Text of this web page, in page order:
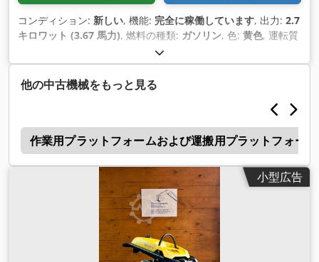
コンディション: 新しい, 機能: 完全に稼働しています, 出力: 2.7
キロワット (3.67 馬力), 燃料の種類: ガソリン, 色: 黄色, 運転質
, 製造年:
他の中古機械をもっと見る
作業用プラットフォームおよび運搬用プラットフォーム
小型広告